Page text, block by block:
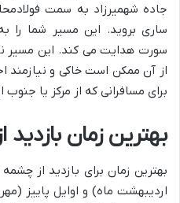
جاده شهمیرزاد به سمت
ساری بروید. این مسیر شما را
سورت هدایت می کند. این مسیر
از آن ممکن است خاکی و نیازمند
برای مسافرانی که از مرکز یا
بهترین زمان
بهترین زمان برای بازدید از
اردیبهشت ماه) و اوایل پاییز